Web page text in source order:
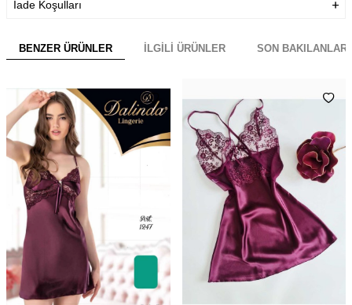
İade Koşulları
BENZER ÜRÜNLER İLGILI ÜRÜNLER SON BAKILANLAR